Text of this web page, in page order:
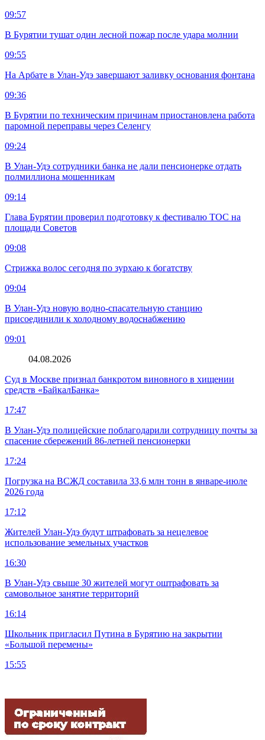
09:57
В Бурятии тушат один лесной пожар после удара молнии
09:55
На Арбате в Улан-Удэ завершают заливку основания фонтана
09:36
В Бурятии по техническим причинам приостановлена работа
паромной переправы через Селенгу
09:24
В Улан-Удэ сотрудники банка не дали пенсионерке отдать
полмиллиона мошенникам
09:14
Глава Бурятии проверил подготовку к фестивалю ТОС на
площади Советов
09:08
Стрижка волос сегодня по зурхаю к богатству
09:04
В Улан-Удэ новую водно‑спасательную станцию
присоединили к холодному водоснабжению
09:01
04.08.2026
Суд в Москве признал банкротом виновного в хищении
средств «БайкалБанка»
17:47
В Улан-Удэ полицейские поблагодарили сотрудницу почты за
спасение сбережений 86-летней пенсионерки
17:24
Погрузка на ВСЖД составила 33,6 млн тонн в январе-июле
2026 года
17:12
Жителей Улан-Удэ будут штрафовать за нецелевое
использование земельных участков
16:30
В Улан-Удэ свыше 30 жителей могут оштрафовать за
самовольное занятие территорий
16:14
Школьник пригласил Путина в Бурятию на закрытии
«Большой перемены»
15:55